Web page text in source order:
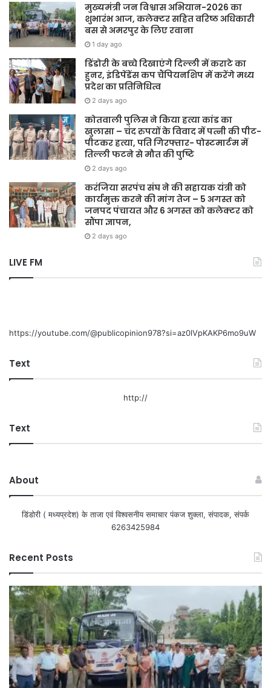
मुख्यमंत्री जन विश्वास अभियान-2026 का
शुभारंभ आज, कलेक्टर सहित वरिष्ठ अधिकारी
बस से अमरपुर के लिए रवाना
1 day ago
डिंडोरी के बच्चे दिखाएंगे दिल्ली में कराटे का
हुनर, इंडिपेंडेंस कप चैंपियनशिप में करेंगे मध्य
प्रदेश का प्रतिनिधित्व
2 days ago
कोतवाली पुलिस ने किया हत्या कांड का
खुलासा – चंद रुपयों के विवाद में पत्नी की पीट-
पीटकर हत्या, पति गिरफ्तार- पोस्टमार्टम में
तिल्ली फटने से मौत की पुष्टि
2 days ago
करंजिया सरपंच संघ ने की सहायक यंत्री को
कार्यमुक्त करने की मांग तेज – 5 अगस्त को
जनपद पंचायत और 6 अगस्त को कलेक्टर को
सौंपा ज्ञापन,
2 days ago
LIVE FM
https://youtube.com/@publicopinion978?si=az0lVpKAKP6mo9uW
Text
http://
Text
About
डिंडोरी ( मध्यप्रदेश) के ताजा एवं विश्वसनीय समाचार पंकज शुक्ला, संपादक, संपर्क
6263425984
Recent Posts